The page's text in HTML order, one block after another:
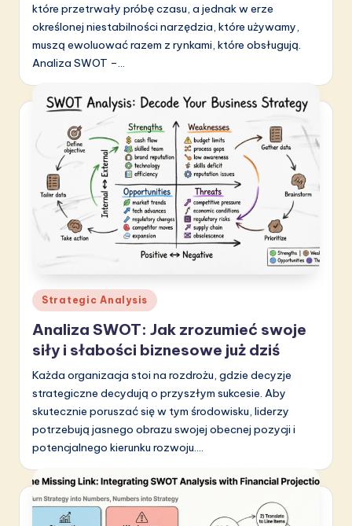
e
s
t
in
o
w
a
r
e
n
n
o
v
które przetrwały próbę czasu, a jednak w erze
określonej niestabilności narzędzia, które używamy,
muszą ewoluować razem z rynkami, które obsługują.
Analiza SWOT –…
Posted
in
Strategic Analysis
Analiza SWOT: Jak zrozumieć swoje
siły i słabości biznesowe już dziś
Każda organizacja stoi na rozdrożu, gdzie decyzje
strategiczne decydują o przyszłym sukcesie. Aby
skutecznie poruszać się w tym środowisku, liderzy
potrzebują jasnego obrazu swojej obecnej pozycji i
potencjalnego kierunku rozwoju.…